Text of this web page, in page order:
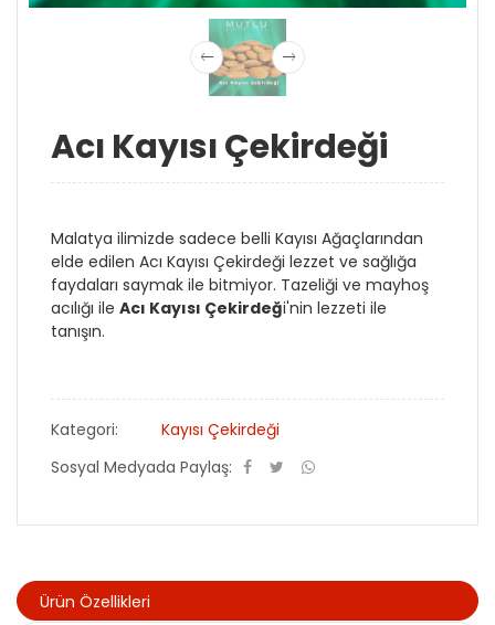
Acı Kayısı Çekirdeği
Malatya ilimizde sadece belli Kayısı Ağaçlarından
elde edilen Acı Kayısı Çekirdeği lezzet ve sağlığa
faydaları saymak ile bitmiyor. Tazeliği ve mayhoş
acılığı ile Acı Kayısı Çekirdeği'nin lezzeti ile
tanışın.
Kategori:
Kayısı Çekirdeği
Sosyal Medyada Paylaş:
Ürün Özellikleri